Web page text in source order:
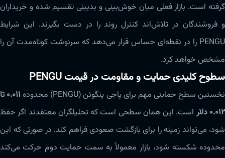
گرفته است. بازار فعلی میان خوش‌بینی و بدبینی تقسیم شده و خریداران
و فروشندگان در تلاش‌اند کنترل روند را در دست بگیرند. این شرایط
PENGU را در نقطه‌ای حساس قرار می‌دهد که سرنوشت کوتاه‌مدت آن را
مشخص خواهد کرد.
سطوح کلیدی حمایت و مقاومت در قیمت PENGU
نخستین سطح حمایتی مهم برای پاجی پنگوئن (PENGU) محدوده
۰.۰۱۱ تا
۰.۰۱۲ دلار
است. این همان سطحی است که تحلیلگران معتقدند اگر حفظ
شود، می‌تواند زمینه را برای بازگشت صعودی فراهم کند. در صورتی که این
محدوده شکسته شود، بازار معمولاً به سمت حمایت دوم حرکت می‌کند